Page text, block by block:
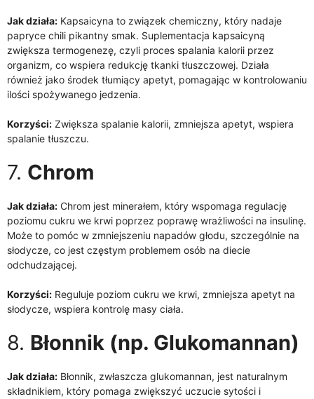
Jak działa: Kapsaicyna to związek chemiczny, który nadaje
papryce chili pikantny smak. Suplementacja kapsaicyną
zwiększa termogenezę, czyli proces spalania kalorii przez
organizm, co wspiera redukcję tkanki tłuszczowej. Działa
również jako środek tłumiący apetyt, pomagając w kontrolowaniu
ilości spożywanego jedzenia.
Korzyści: Zwiększa spalanie kalorii, zmniejsza apetyt, wspiera
spalanie tłuszczu.
7. Chrom
Jak działa: Chrom jest minerałem, który wspomaga regulację
poziomu cukru we krwi poprzez poprawę wrażliwości na insulinę.
Może to pomóc w zmniejszeniu napadów głodu, szczególnie na
słodycze, co jest częstym problemem osób na diecie
odchudzającej.
Korzyści: Reguluje poziom cukru we krwi, zmniejsza apetyt na
słodycze, wspiera kontrolę masy ciała.
8. Błonnik (np. Glukomannan)
Jak działa: Błonnik, zwłaszcza glukomannan, jest naturalnym
składnikiem, który pomaga zwiększyć uczucie sytości i